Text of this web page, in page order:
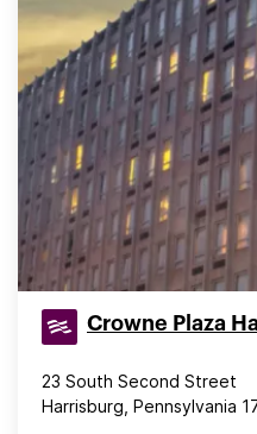
Crowne Plaza
23 South Second Street
Harrisburg, Pennsylvania